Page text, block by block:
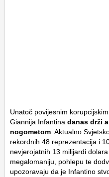
Unatoč povijesnim
Giannija Infantina danas drži
nogometom . Aktualno
rekordnih 48 reprezentacija i
nevjerojatnih 13 milijardi
megalomaniju, pohlepu te
upozoravaju da je Infantino